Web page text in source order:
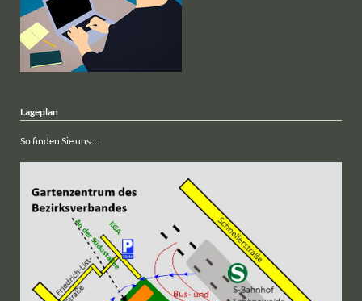
Lageplan
So finden Sie uns ...